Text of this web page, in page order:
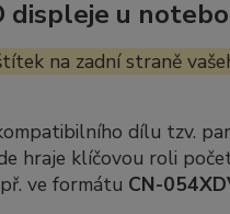
displeje u
na zadní straně
dílu tzv.
hraje klíčovou roli
ve formátu CN-